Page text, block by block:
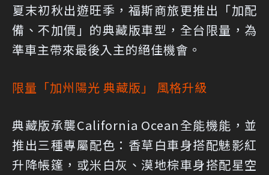
夏末初秋出遊旺季，福斯商旅更推出「加配
備、不加價」的典藏版車型，全台限量，為
準車主帶來最後入主的絕佳機會。
限量「加州陽光 典藏版」 風格升級
典藏版承襲California Ocean全能機能，並
推出三種專屬配色：香草白車身搭配魅影紅
升降帳篷，或米白灰、漠地棕車身搭配星空